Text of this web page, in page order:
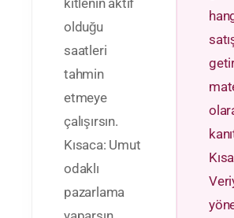
kitlenin aktif
olduğu
saatleri
tahmin
etmeye
çalışırsın.
Kısaca: Umut
odaklı
pazarlama